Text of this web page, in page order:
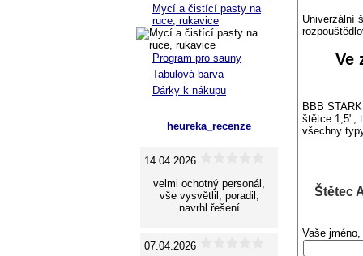
Univerzální
Ve
BBB
štětce 1,5",
všechny
Štětec
Vaše
Mycí a čistící pasty na
ruce, rukavice
Program pro sauny
Tabulová barva
Dárky k nákupu
heureka_recenze
14.04.2026
velmi ochotný personál,
vše vysvětlil, poradil,
navrhl řešení
07.04.2026